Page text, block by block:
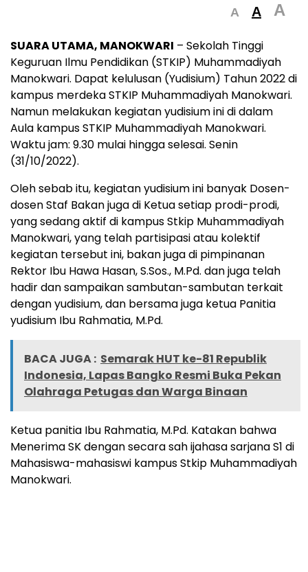
A A A
SUARA UTAMA, MANOKWARI – Sekolah Tinggi
Keguruan Ilmu Pendidikan (STKIP) Muhammadiyah
Manokwari. Dapat kelulusan (Yudisium) Tahun 2022 di
kampus merdeka STKIP Muhammadiyah Manokwari.
Namun melakukan kegiatan yudisium ini di dalam
Aula kampus STKIP Muhammadiyah Manokwari.
Waktu jam: 9.30 mulai hingga selesai. Senin
(31/10/2022).
Oleh sebab itu, kegiatan yudisium ini banyak Dosen-
dosen Staf Bakan juga di Ketua setiap prodi-prodi,
yang sedang aktif di kampus Stkip Muhammadiyah
Manokwari, yang telah partisipasi atau kolektif
kegiatan tersebut ini, bakan juga di pimpinanan
Rektor Ibu Hawa Hasan, S.Sos., M.Pd. dan juga telah
hadir dan sampaikan sambutan-sambutan terkait
dengan yudisium, dan bersama juga ketua Panitia
yudisium Ibu Rahmatia, M.Pd.
BACA JUGA : Semarak HUT ke-81 Republik
Indonesia, Lapas Bangko Resmi Buka Pekan
Olahraga Petugas dan Warga Binaan
Ketua panitia Ibu Rahmatia, M.Pd. Katakan bahwa
Menerima SK dengan secara sah ijahasa sarjana S1 di
Mahasiswa-mahasiswi kampus Stkip Muhammadiyah
Manokwari.